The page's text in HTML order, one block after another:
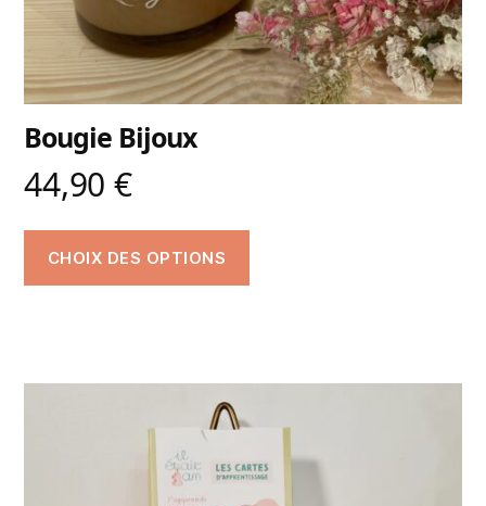
Bougie Bijoux
44,90 €
CHOIX DES OPTIONS